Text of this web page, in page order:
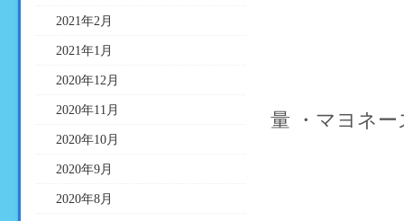
量 ・マヨネ
2021年2月
2021年1月
2020年12月
2020年11月
2020年10月
2020年9月
2020年8月